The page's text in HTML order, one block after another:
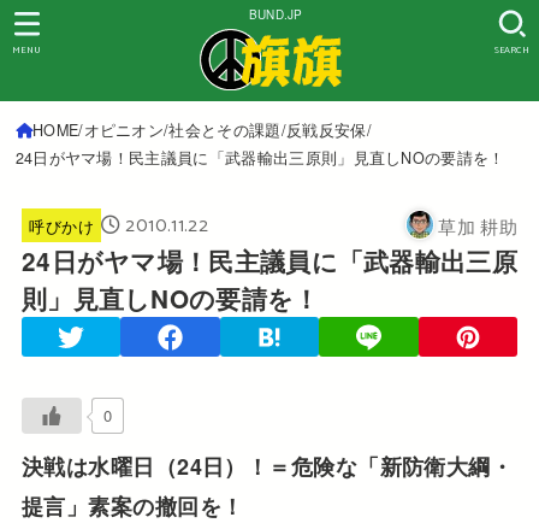
BUND.JP
SEARCH
MENU
HOME オピニオン 社会とその課題 反戦反安保
24日がヤマ場！民主議員に「武器輸出三原則」見直しNOの要請を！
呼びかけ 2010.11.22 草加 耕助
24日がヤマ場！民主議員に「武器輸出三原
則」見直しNOの要請を！
0
決戦は水曜日（24日）！＝危険な「新防衛大綱・
提言」素案の撤回を！